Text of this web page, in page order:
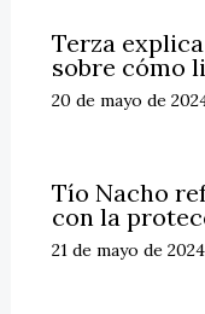
Terza
sobre cómo
20 de mayo de
Tío Nacho
con la
21 de mayo de 2024